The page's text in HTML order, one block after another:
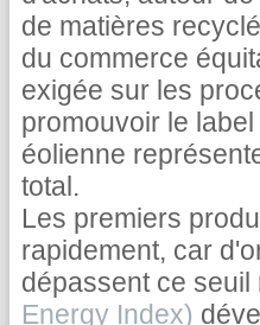
de matières
du commerce
exigée sur les
promouvoir le
éolienne
total.
Les premiers
rapidement, car
dépassent ce
Energy Index)